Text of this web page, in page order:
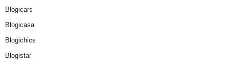
Blogicars
Blogicasa
Blogichics
Blogistar